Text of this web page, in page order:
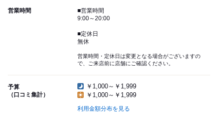
営業時間
■営業時間
9:00～20:00
■定休日
無休
営業時間・定休日は変更となる場合がございますの
で、ご来店前に店舗にご確認ください。
予算
（口コミ集計）
￥1,000～￥1,999
￥1,000～￥1,999
利用金額分布を見る